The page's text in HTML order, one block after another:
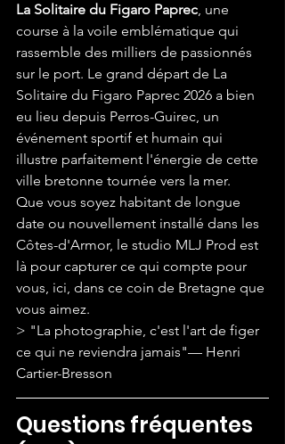
La Solitaire du Figaro Paprec, une
course à la voile emblématique qui
rassemble des milliers de passionnés
sur le port. Le grand départ de La
Solitaire du Figaro Paprec 2026 a bien
eu lieu depuis Perros-Guirec, un
événement sportif et humain qui
illustre parfaitement l'énergie de cette
ville bretonne tournée vers la mer.
Que vous soyez habitant de longue
date ou nouvellement installé dans les
Côtes-d'Armor, le studio MLJ Prod est
là pour capturer ce qui compte pour
vous, ici, dans ce coin de Bretagne que
vous aimez.
> "La photographie, c'est l'art de figer
ce qui ne reviendra jamais"— Henri
Cartier-Bresson
Questions fréquentes